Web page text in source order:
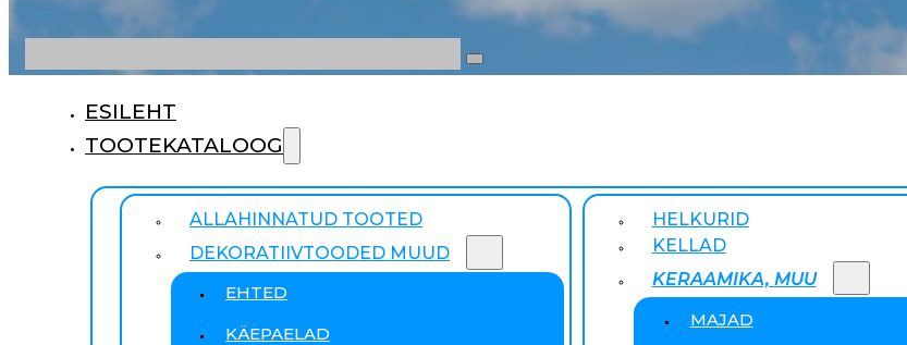
ESILEHT
TOOTEKATALOOG
ALLAHINNATUD TOOTED
DEKORATIIVTOODED MUUD
EHTED
KÄEPAELAD
HELKURID
KELLAD
KERAAMIKA, MUU
MAJAD